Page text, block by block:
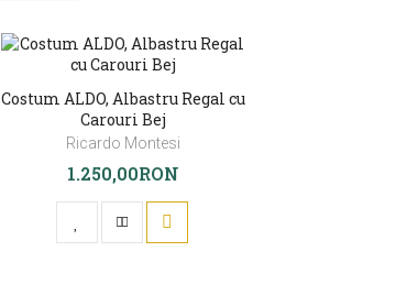
Costum ALDO, Albastru Regal cu
Carouri Bej
Ricardo Montesi
1.250,00RON